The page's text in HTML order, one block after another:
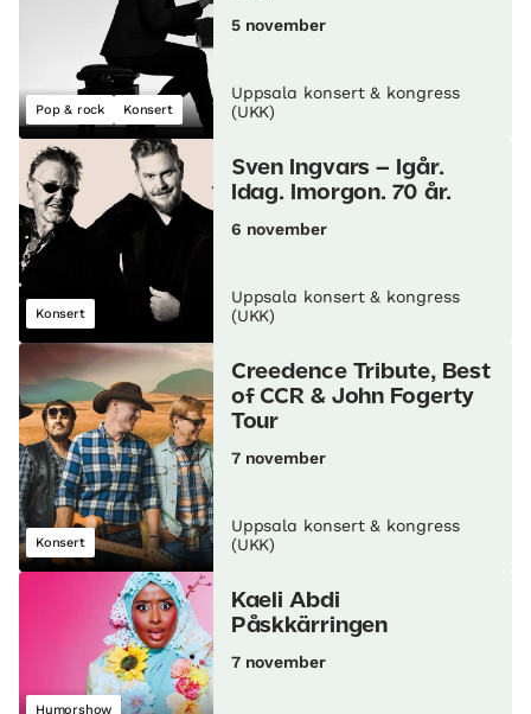
Pop & rock Konsert
5 november
Uppsala konsert & kongress
(UKK)
Konsert
Sven Ingvars – Igår.
Idag. Imorgon. 70 år.
6 november
Uppsala konsert & kongress
(UKK)
Konsert
Creedence Tribute, Best
of CCR & John Fogerty
Tour
7 november
Uppsala konsert & kongress
(UKK)
Humorshow
Kaeli Abdi
Påskkärringen
7 november